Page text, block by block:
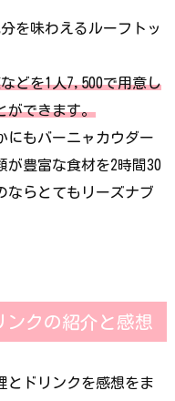
を味わえるルーフトッ
どを1人7,500で用意し
ができます。
にもバーニャカウダー
が豊富な食材を2時間30
ならとてもリーズナブ
ンクの紹介と感想
とドリンクを感想をま